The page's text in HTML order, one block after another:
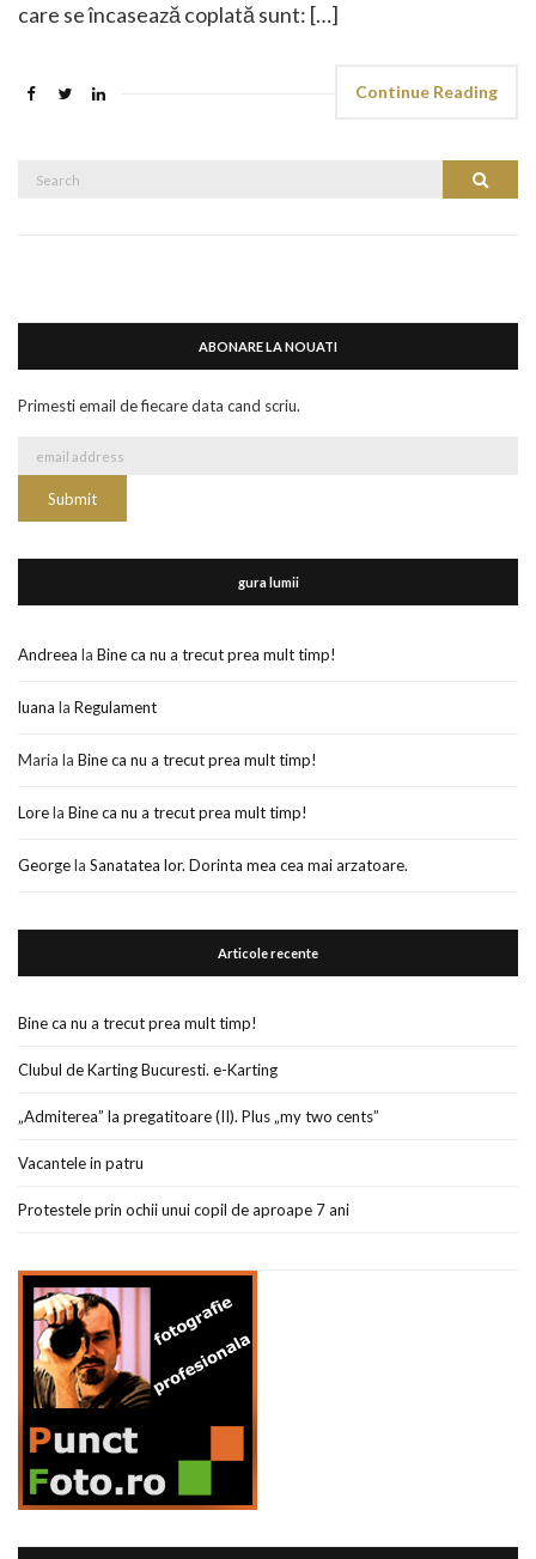
care se încasează coplată sunt: […]
Continue Reading
Search
ABONARE LA NOUATI
Primesti email de fiecare data cand scriu.
gura lumii
Andreea la Bine ca nu a trecut prea mult timp!
luana la Regulament
Maria la Bine ca nu a trecut prea mult timp!
Lorela Bine ca nu a trecut prea mult timp!
Georgela Sanatatea lor. Dorinta mea cea mai arzatoare.
Articole recente
Bine ca nu a trecut prea mult timp!
Clubul de Karting Bucuresti. e-Karting
„Admiterea” la pregatitoare (II). Plus „my two cents”
Vacantele in patru
Protestele prin ochii unui copil de aproape 7 ani